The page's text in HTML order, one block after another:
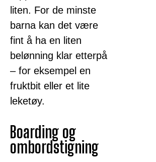
liten. For de minste
barna kan det være
fint å ha en liten
belønning klar etterpå
– for eksempel en
fruktbit eller et lite
leketøy.
Boarding og
ombordstigning